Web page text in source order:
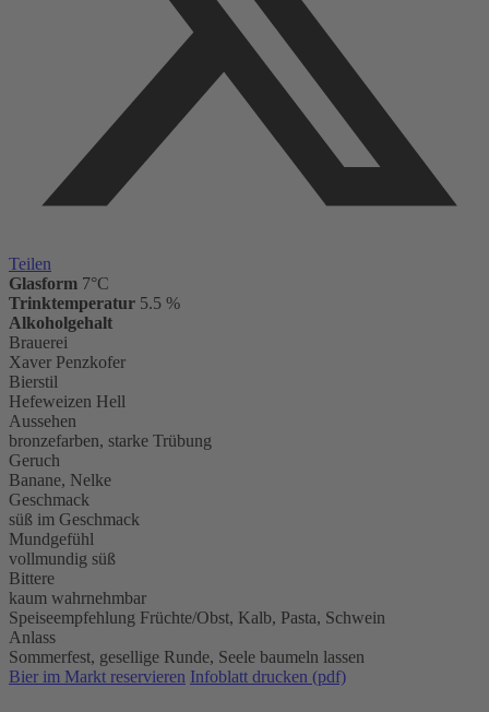
Teilen
Glasform 7°C
Trinktemperatur 5.5 %
Alkoholgehalt
Brauerei
Xaver Penzkofer
Bierstil
Hefeweizen Hell
Aussehen
bronzefarben, starke Trübung
Geruch
Banane, Nelke
Geschmack
süß im Geschmack
Mundgefühl
vollmundig süß
Bittere
kaum wahrnehmbar
Speiseempfehlung Früchte/Obst, Kalb, Pasta, Schwein
Anlass
Sommerfest, gesellige Runde, Seele baumeln lassen
Bier im Markt reservieren Infoblatt drucken (pdf)